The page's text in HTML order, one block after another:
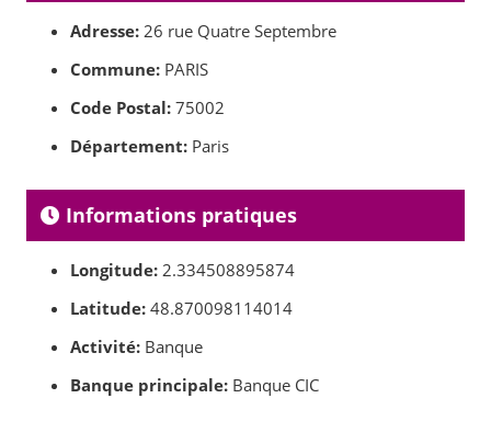
Adresse: 26 rue Quatre Septembre
Commune: PARIS
Code Postal: 75002
Département: Paris
Informations pratiques
Longitude: 2.334508895874
Latitude: 48.870098114014
Activité: Banque
Banque principale: Banque CIC